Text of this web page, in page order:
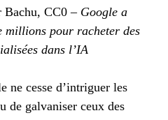
Bachu, CC0 – Google a
millions pour racheter des
dans l’IA
ne cesse d’intriguer les
de galvaniser ceux des